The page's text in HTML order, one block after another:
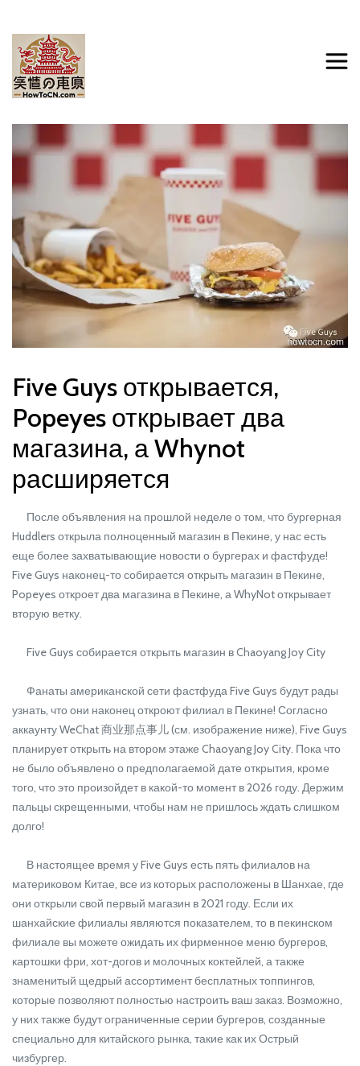
Five Guys открывается,
Popeyes открывает два
магазина, а Whynot
расширяется
После объявления на прошлой неделе о том, что бургерная
Huddlers открыла полноценный магазин в Пекине, у нас есть
еще более захватывающие новости о бургерах и фастфуде!
Five Guys наконец-то собирается открыть магазин в Пекине,
Popeyes откроет два магазина в Пекине, а WhyNot открывает
вторую ветку.
Five Guys собирается открыть магазин в Chaoyang Joy City
Фанаты американской сети фастфуда Five Guys будут рады
узнать, что они наконец откроют филиал в Пекине! Согласно
аккаунту WeChat 商业那点事儿 (см. изображение ниже), Five Guys
планирует открыть на втором этаже Chaoyang Joy City. Пока что
не было объявлено о предполагаемой дате открытия, кроме
того, что это произойдет в какой-то момент в 2026 году. Держим
пальцы скрещенными, чтобы нам не пришлось ждать слишком
долго!
В настоящее время у Five Guys есть пять филиалов на
материковом Китае, все из которых расположены в Шанхае, где
они открыли свой первый магазин в 2021 году. Если их
шанхайские филиалы являются показателем, то в пекинском
филиале вы можете ожидать их фирменное меню бургеров,
картошки фри, хот-догов и молочных коктейлей, а также
знаменитый щедрый ассортимент бесплатных топпингов,
которые позволяют полностью настроить ваш заказ. Возможно,
у них также будут ограниченные серии бургеров, созданные
специально для китайского рынка, такие как их Острый
чизбургер.